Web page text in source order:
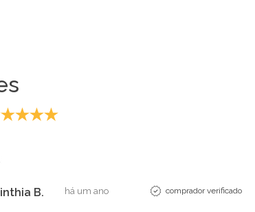
B. há um ano comprador verificado